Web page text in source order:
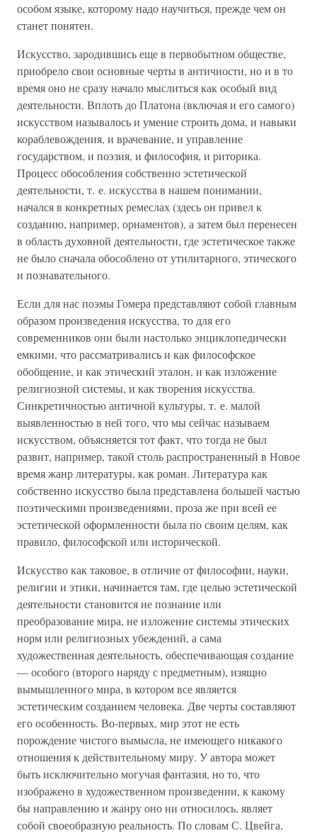
особом языке, которому надо научиться, прежде чем он
станет понятен.
Искусство, зародившись еще в первобытном обществе,
приобрело свои основные черты в античности, но и в то
время оно не сразу начало мыслиться как особый вид
деятельности. Вплоть до Платона (включая и его самого)
искусством называлось и умение строить дома, и навыки
кораблевождения, и врачевание, и управление
государством, и поэзия, и философия, и риторика.
Процесс обособления собственно эстетической
деятельности, т. е. искусства в нашем понимании,
начался в конкретных ремеслах (здесь он привел к
созданию, например, орнаментов), а затем был перенесен
в область духовной деятельности, где эстетическое также
не было сначала обособлено от утилитарного, этического
и познавательного.
Если для нас поэмы Гомера представляют собой главным
образом произведения искусства, то для его
современников они были настолько энциклопедически
емкими, что рассматривались и как философское
обобщение, и как этический эталон, и как изложение
религиозной системы, и как творения искусства.
Синкретичностью античной культуры, т. е. малой
выявленностью в ней того, что мы сейчас называем
искусством, объясняется тот факт, что тогда не был
развит, например, такой столь распространенный в Новое
время жанр литературы, как роман. Литература как
собственно искусство была представлена большей частью
поэтическими произведениями, проза же при всей ее
эстетической оформленности была по своим целям, как
правило, философской или исторической.
Искусство как таковое, в отличие от философии, науки,
религии и этики, начинается там, где целью эстетической
деятельности становится не познание или
преобразование мира, не изложение системы этических
норм или религиозных убеждений, а сама
художественная деятельность, обеспечивающая создание
— особого (второго наряду с предметным), изящно
вымышленного мира, в котором все является
эстетическим созданием человека. Две черты составляют
его особенность. Во-первых, мир этот не есть
порождение чистого вымысла, не имеющего никакого
отношения к действительному миру. У автора может
быть исключительно могучая фантазия, но то, что
изображено в художественном произведении, к какому
бы направлению и жанру оно ни относилось, являет
собой своеобразную реальность. По словам С. Цвейга,